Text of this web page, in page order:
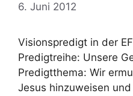
6. Juni 2012
Visionspredigt in der
Predigtreihe: Unsere
Predigtthema: Wir
Jesus hinzuweisen